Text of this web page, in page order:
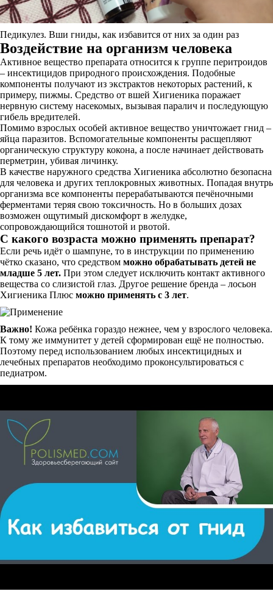
Педикулез. Вши гниды, как избавится от них за один раз
Воздействие на организм человека
Активное вещество препарата относится к группе перитроидов
– инсектицидов природного происхождения. Подобные
компоненты получают из экстрактов некоторых растений, к
примеру, пижмы. Средство от вшей Хигиеника поражает
нервную систему насекомых, вызывая паралич и последующую
гибель вредителей.
Помимо взрослых особей активное вещество уничтожает гнид –
яйца паразитов. Вспомогательные компоненты расщепляют
органическую структуру кокона, а после начинает действовать
перметрин, убивая личинку.
В качестве наружного средства Хигиеника абсолютно безопасна
для человека и других теплокровных животных. Попадая внутрь
организма все компоненты перерабатываются печёночными
ферментами теряя свою токсичность. Но в больших дозах
возможен ощутимый дискомфорт в желудке,
сопровождающийся тошнотой и рвотой.
С какого возраста можно применять препарат?
Если речь идёт о шампуне, то в инструкции по применению
чётко сказано, что средством можно обрабатывать детей не
младше 5 лет. При этом следует исключить контакт активного
вещества со слизистой глаз. Другое решение бренда – лосьон
Хигиеника Плюс можно применять с 3 лет.
Важно! Кожа ребёнка гораздо нежнее, чем у взрослого человека.
К тому же иммунитет у детей сформирован ещё не полностью.
Поэтому перед использованием любых инсектицидных и
лечебных препаратов необходимо проконсультироваться с
педиатром.